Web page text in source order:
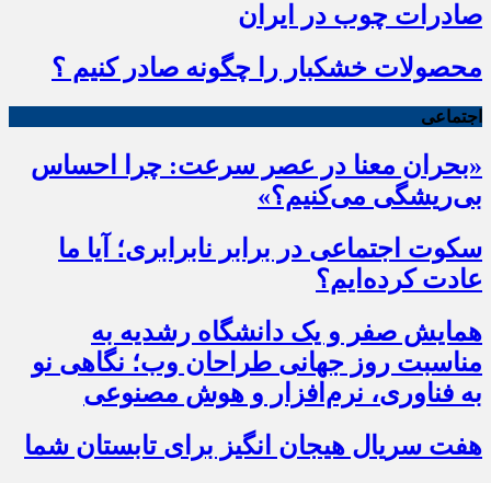
صادرات چوب در ایران
محصولات خشکبار را چگونه صادر کنیم ؟
اجتماعی
«بحران معنا در عصر سرعت: چرا احساس
بی‌ریشگی می‌کنیم؟»
سکوت اجتماعی در برابر نابرابری؛ آیا ما
عادت کرده‌ایم؟
همایش صفر و یک دانشگاه رشدیه به
مناسبت روز جهانی طراحان وب؛ نگاهی نو
به فناوری، نرم‌افزار و هوش مصنوعی
هفت سریال هیجان انگیز برای تابستان شما